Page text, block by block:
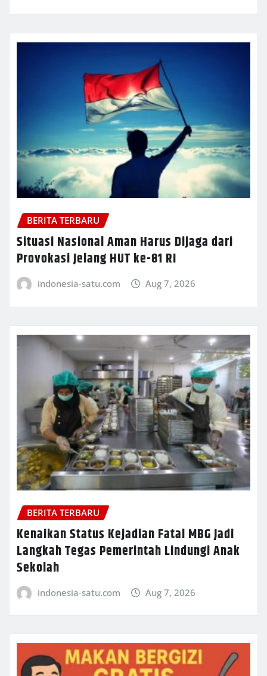
BERITA TERBARU
Situasi Nasional Aman Harus Dijaga dari
Provokasi Jelang HUT ke-81 RI
indonesia-satu.com Aug 7, 2026
BERITA TERBARU
Kenaikan Status Kejadian Fatal MBG Jadi
Langkah Tegas Pemerintah Lindungi Anak
Sekolah
indonesia-satu.com Aug 7, 2026